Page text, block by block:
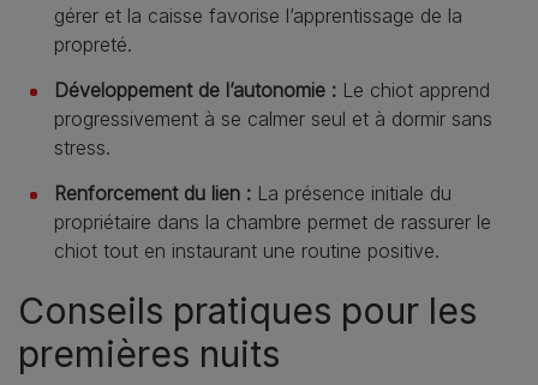
gérer et la caisse favorise l’apprentissage de la
propreté.
Développement de l’autonomie : Le chiot apprend
progressivement à se calmer seul et à dormir sans
stress.
Renforcement du lien : La présence initiale du
propriétaire dans la chambre permet de rassurer le
chiot tout en instaurant une routine positive.
Conseils pratiques pour les
premières nuits